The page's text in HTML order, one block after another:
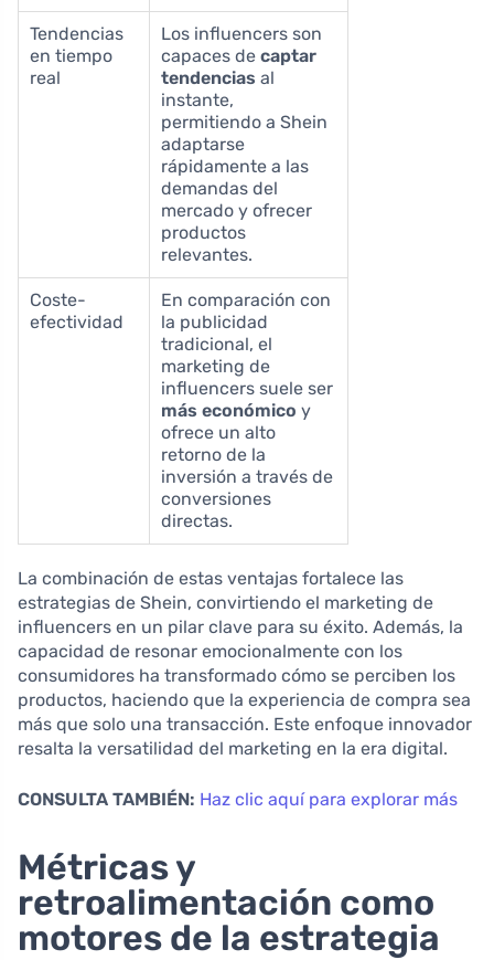
Tendencias
en tiempo
real
Los influencers son
capaces de captar
tendencias al
instante,
permitiendo a Shein
adaptarse
rápidamente a las
demandas del
mercado y ofrecer
productos
relevantes.
Coste-
efectividad
En comparación con
la publicidad
tradicional, el
marketing de
influencers suele ser
más económico y
ofrece un alto
retorno de la
inversión a través de
conversiones
directas.
La combinación de estas ventajas fortalece las
estrategias de Shein, convirtiendo el marketing de
influencers en un pilar clave para su éxito. Además, la
capacidad de resonar emocionalmente con los
consumidores ha transformado cómo se perciben los
productos, haciendo que la experiencia de compra sea
más que solo una transacción. Este enfoque innovador
resalta la versatilidad del marketing en la era digital.
CONSULTA TAMBIÉN: Haz clic aquí para explorar más
Métricas y
retroalimentación como
motores de la estrategia